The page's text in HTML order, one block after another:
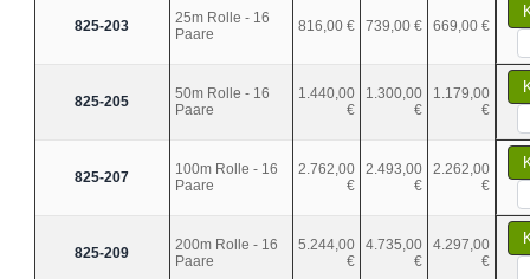
825-203
25m Rolle - 16
Paare
816,00 € 739,00 € 669,00 €
825-205
50m Rolle - 16
Paare
1.440,00
€
1.300,00
€
1.179,00
€
825-207
100m Rolle - 16
Paare
2.762,00
€
2.493,00
€
2.262,00
€
825-209
200m Rolle - 16
Paare
5.244,00
€
4.735,00
€
4.297,00
€